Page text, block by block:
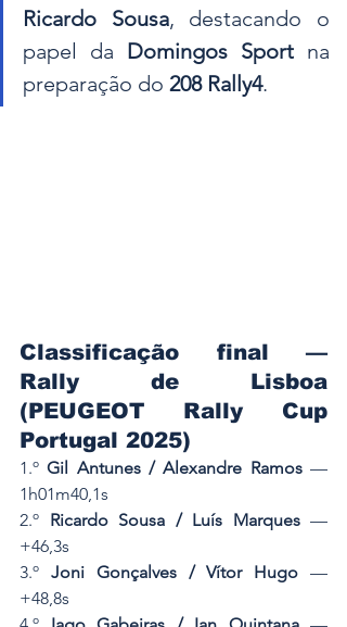
Ricardo Sousa, destacando o
papel da Domingos Sport na
preparação do 208 Rally4.
Classificação final —
Rally de Lisboa
(PEUGEOT Rally Cup
Portugal 2025)
1.º Gil Antunes / Alexandre Ramos —
1h01m40,1s
2.º Ricardo Sousa / Luís Marques —
+46,3s
3.º Joni Gonçalves / Vítor Hugo —
+48,8s